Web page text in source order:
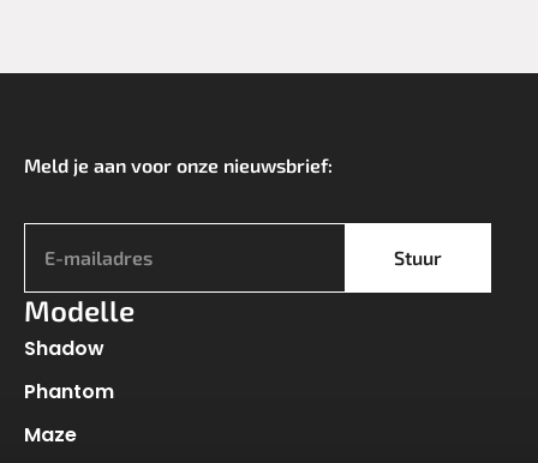
Meld je aan voor onze nieuwsbrief:
Stuur
Modelle
Shadow
Phantom
Maze